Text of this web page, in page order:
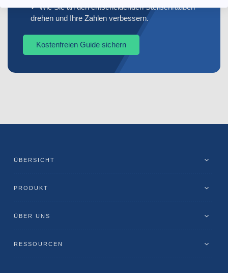
✓ Wie Sie an den entscheidenden Stellschrauben
drehen und Ihre Zahlen verbessern.
Kostenfreien Guide sichern
ÜBERSICHT
PRODUKT
ÜBER UNS
RESSOURCEN